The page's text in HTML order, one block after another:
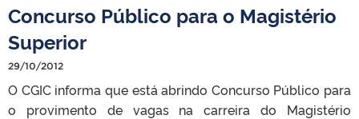
TELEFONES
Concurso Público para o Magistério
Superior
29/10/2012
O CGIC informa que está abrindo Concurso Público para
o provimento de vagas na carreira do Magistério